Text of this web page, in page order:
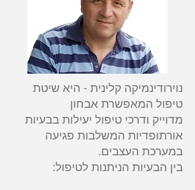
נוירודינמיקה קלינית - היא שיטת
טיפול המאפשרת אבחון
מדוייק ודרכי טיפול יעילות בבעיות
אורתופדיות המשלבות פגיעה
במערכת העצבים.
בין הבעיות הניתנות לטיפול: